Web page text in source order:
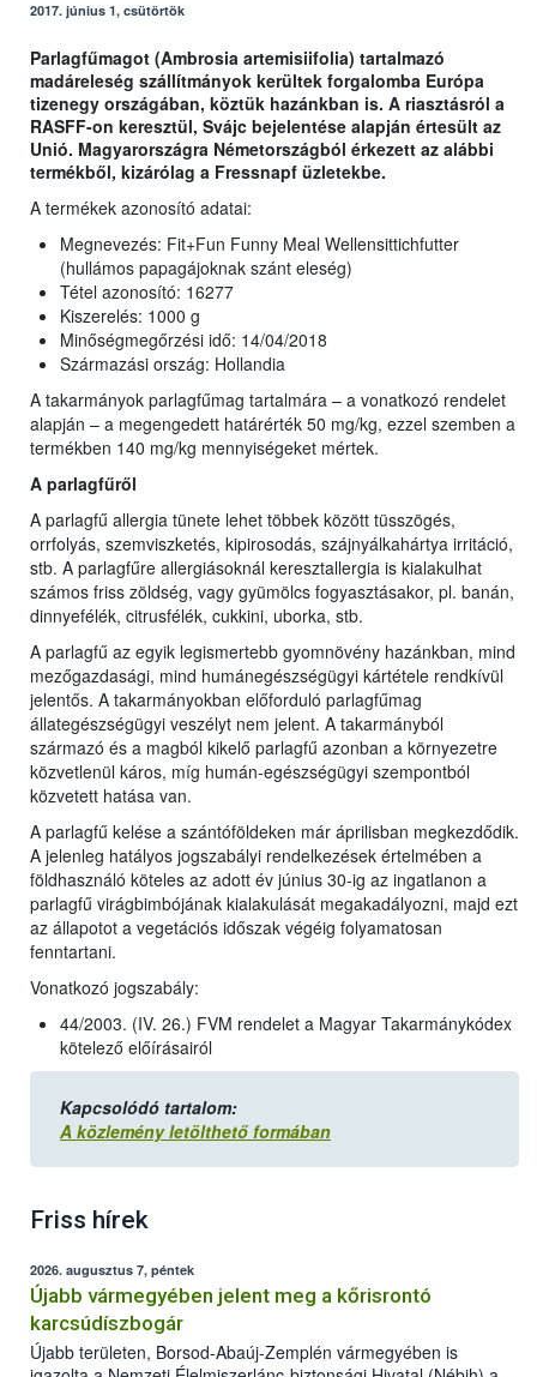
2017. június 1, csütörtök
Parlagfűmagot (Ambrosia artemisiifolia) tartalmazó
madáreleség szállítmányok kerültek forgalomba Európa
tizenegy országában, köztük hazánkban is. A riasztásról a
RASFF-on keresztül, Svájc bejelentése alapján értesült az
Unió. Magyarországra Németországból érkezett az alábbi
termékből, kizárólag a Fressnapf üzletekbe.
A termékek azonosító adatai:
Megnevezés: Fit+Fun Funny Meal Wellensittichfutter
(hullámos papagájoknak szánt eleség)
Tétel azonosító: 16277
Kiszerelés: 1000 g
Minőségmegőrzési idő: 14/04/2018
Származási ország: Hollandia
A takarmányok parlagfűmag tartalmára – a vonatkozó rendelet
alapján – a megengedett határérték 50 mg/kg, ezzel szemben a
termékben 140 mg/kg mennyiségeket mértek.
A parlagfűről
A parlagfű allergia tünete lehet többek között tüsszögés,
orrfolyás, szemviszketés, kipirosodás, szájnyálkahártya irritáció,
stb. A parlagfűre allergiásoknál keresztallergia is kialakulhat
számos friss zöldség, vagy gyümölcs fogyasztásakor, pl. banán,
dinnyefélék, citrusfélék, cukkini, uborka, stb.
A parlagfű az egyik legismertebb gyomnövény hazánkban, mind
mezőgazdasági, mind humánegészségügyi kártétele rendkívül
jelentős. A takarmányokban előforduló parlagfűmag
állategészségügyi veszélyt nem jelent. A takarmányból
származó és a magból kikelő parlagfű azonban a környezetre
közvetlenül káros, míg humán-egészségügyi szempontból
közvetett hatása van.
A parlagfű kelése a szántóföldeken már áprilisban megkezdődik.
A jelenleg hatályos jogszabályi rendelkezések értelmében a
földhasználó köteles az adott év június 30-ig az ingatlanon a
parlagfű virágbimbójának kialakulását megakadályozni, majd ezt
az állapotot a vegetációs időszak végéig folyamatosan
fenntartani.
Vonatkozó jogszabály:
44/2003. (IV. 26.) FVM rendelet a Magyar Takarmánykódex
kötelező előírásairól
Kapcsolódó tartalom:
A közlemény letölthető formában
Friss hírek
2026. augusztus 7, péntek
Újabb vármegyében jelent meg a kőrisrontó
karcsúdíszbogár
Újabb területen, Borsod-Abaúj-Zemplén vármegyében is